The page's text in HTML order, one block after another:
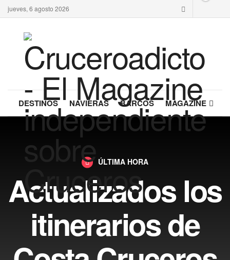
jueves, 6 agosto 2026
DESTINOS NAVIERAS BARCOS MAGAZINE
ÚLTIMA HORA
Actualizados los
itinerarios de